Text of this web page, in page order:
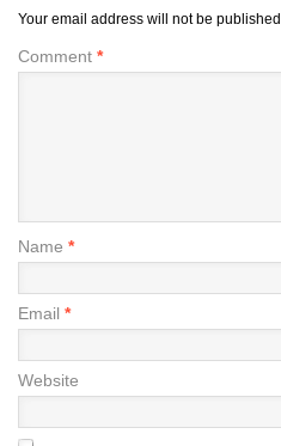
Your email address will not be published.
Comment *
Name *
Email *
Website